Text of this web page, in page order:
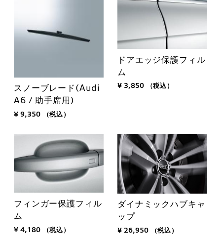
スノーブレード(Audi
A6 / 助手席用)
¥ 9,350 （税込）
ドアエッジ保護フィル
ム
¥ 3,850 （税込）
フィンガー保護フィル
ム
¥ 4,180 （税込）
ダイナミックハブキャ
ップ
¥ 26,950 （税込）